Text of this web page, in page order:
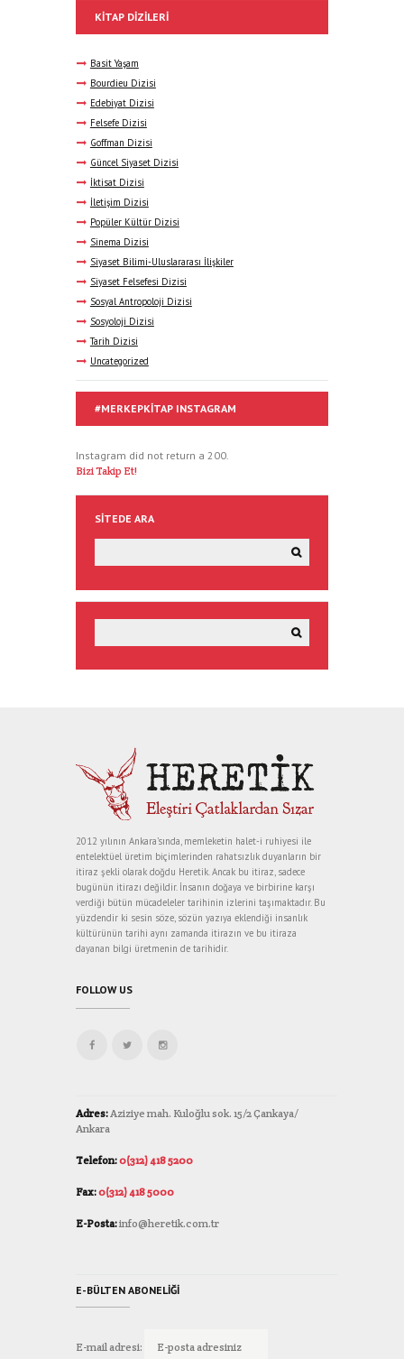
KITAP DIZILERI
Basit Yaşam
Bourdieu Dizisi
Edebiyat Dizisi
Felsefe Dizisi
Goffman Dizisi
Güncel Siyaset Dizisi
İktisat Dizisi
İletişim Dizisi
Popüler Kültür Dizisi
Sinema Dizisi
Siyaset Bilimi-Uluslararası İlişkiler
Siyaset Felsefesi Dizisi
Sosyal Antropoloji Dizisi
Sosyoloji Dizisi
Tarih Dizisi
Uncategorized
#MERKEPKITAP INSTAGRAM
Instagram did not return a 200.
Bizi Takip Et!
SITEDE ARA
2012 yılının Ankara’sında, memleketin halet-i ruhiyesi ile
entelektüel üretim biçimlerinden rahatsızlık duyanların bir
itiraz şekli olarak doğdu Heretik. Ancak bu itiraz, sadece
bugünün itirazı değildir. İnsanın doğaya ve birbirine karşı
verdiği bütün mücadeleler tarihinin izlerini taşımaktadır. Bu
yüzdendir ki sesin söze, sözün yazıya eklendiği insanlık
kültürünün tarihi aynı zamanda itirazın ve bu itiraza
dayanan bilgi üretmenin de tarihidir.
FOLLOW US
Adres: Aziziye mah. Kuloğlu sok. 15/2 Çankaya/
Ankara
Telefon:0(312) 418 5200
Fax:0(312) 418 5000
E-Posta:info@heretik.com.tr
E-BÜLTEN ABONELIĞI
E-mail adresi: